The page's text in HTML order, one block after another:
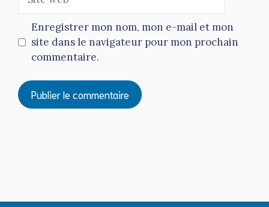
web
Enregistrer mon nom, mon e-mail et mon
site dans le navigateur pour mon prochain
commentaire.